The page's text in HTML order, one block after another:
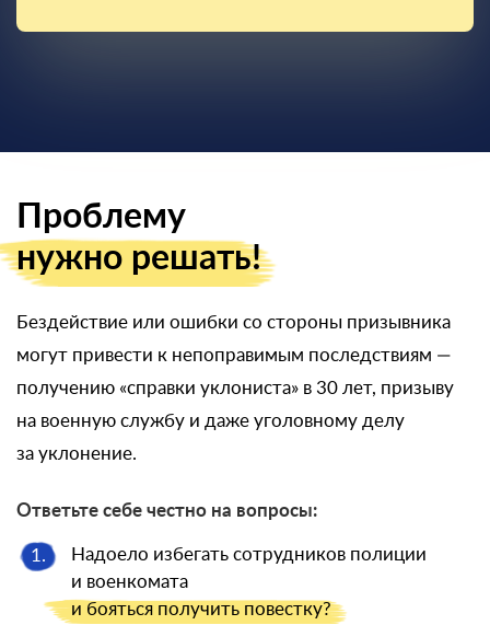
Проблему
нужно решать!
Бездействие или ошибки со стороны призывника
могут привести к непоправимым последствиям —
получению «справки уклониста» в 30 лет, призыву
на военную службу и даже уголовному делу
за уклонение.
Ответьте себе честно на вопросы:
1.
Надоело избегать сотрудников полиции
и военкомата
и бояться получить повестку?